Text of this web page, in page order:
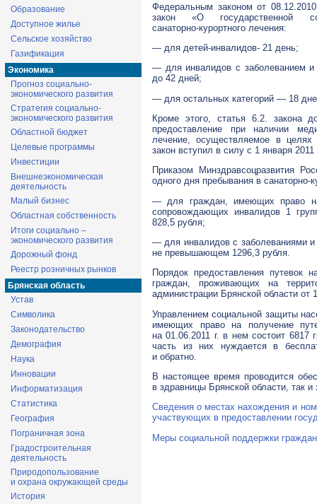
Образование
Доступное жилье
Сельское хозяйство
Газификация
Экономика
Прогноз социально-
экономического развития
Стратегия социально-
экономического развития
Областной бюджет
Целевые программы
Инвестиции
Внешнеэкономическая
деятельность
Малый бизнес
Областная собственность
Итоги социально –
экономического развития
Дорожный фонд
Реестр розничных рынков
Брянская область
Устав
Символика
Законодательство
Демография
Наука
Инновации
Информатизация
Статистика
География
Пограничная зона
Градостроительная
деятельность
Природопользование
и охрана окружающей среды
История
Федеральным законом от
закон «О государственной
санаторно-курортного лечения:
— для детей-инвалидов- 21 день;
— для инвалидов с заболеванием и
до 42 дней;
— для остальных категорий — 18
Кроме этого, статья 6.2. закона
предоставление при наличии
лечение, осуществляемое в целях
закон вступил в силу с 1 января 2011
Приказом Минздравсоцразвития
одного дня пребывания в санаторно-
— для граждан, имеющих право
сопровождающих инвалидов 1
828,5 рубля;
— для инвалидов с заболеваниями
не превышающем 1296,3 рубля.
Порядок предоставления путевок
граждан, проживающих на
администрации Брянской области от
Управлением социальной защиты
имеющих право на получение
на01.06.2011 г. в нем состоит 6817
часть из них нуждается в
и обратно.
В настоящее время проводится
в здравницы Брянской области, так
Сведения о местах нахождения и
участвующих в предоставлении
Меры социальной поддержки